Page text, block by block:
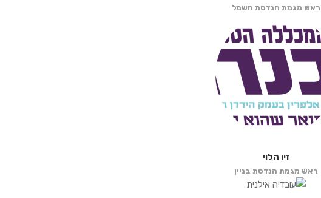
ראש מגמת הנדסת חשמל
זיו הלוי
ראש מגמת הנדסת בניין